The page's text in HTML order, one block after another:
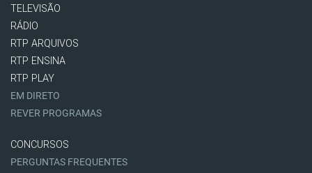
TELEVISÃO
RÁDIO
RTP ARQUIVOS
RTP ENSINA
RTP PLAY
EM DIRETO
REVER PROGRAMAS
CONCURSOS
PERGUNTAS FREQUENTES